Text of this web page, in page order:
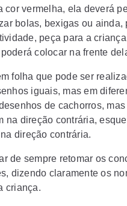
cor vermelha, ela deverá
bolas, bexigas ou ainda,
peça para a
colocar na frente
folha que pode ser
iguais, mas em
de cachorros,
na direção contrária,
direção contrária.
de sempre retomar os
dizendo claramente os
criança.